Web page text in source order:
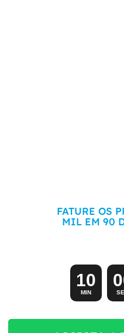
FATURE OS
MIL EM 90
10
MIN
0